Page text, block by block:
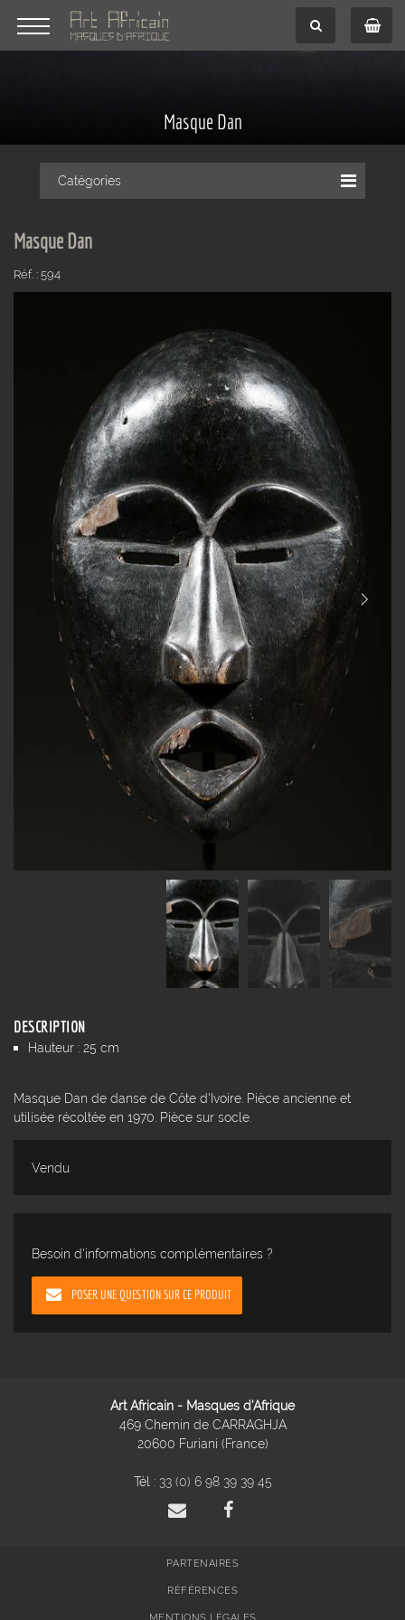
Masque Dan
Catégories
Masque Dan
Réf. : 594
DESCRIPTION
Hauteur : 25 cm
Masque Dan de danse de Côte d'Ivoire. Pièce ancienne et
utilisée récoltée en 1970. Pièce sur socle.
Vendu
Besoin d'informations complémentaires ?
POSER UNE QUESTION SUR CE PRODUIT
Art Africain - Masques d'Afrique
469 Chemin de CARRAGHJA
20600 Furiani (France)
Tél : 33 (0) 6 98 39 39 45
PARTENAIRES
RÉFÉRENCES
MENTIONS LÉGALES